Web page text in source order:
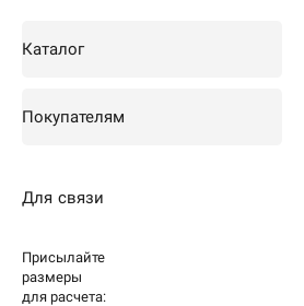
Каталог
Покупателям
Для связи
Присылайте
размеры
для расчета: